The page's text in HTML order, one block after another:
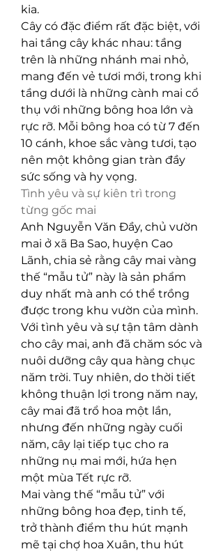
kia.
Cây có đặc điểm rất đặc biệt, với
hai tầng cây khác nhau: tầng
trên là những nhánh mai nhỏ,
mang đến vẻ tươi mới, trong khi
tầng dưới là những cành mai cổ
thụ với những bông hoa lớn và
rực rỡ. Mỗi bông hoa có từ 7 đến
10 cánh, khoe sắc vàng tươi, tạo
nên một không gian tràn đầy
sức sống và hy vọng.
Tình yêu và sự kiên trì trong
từng gốc mai
Anh Nguyễn Văn Đầy, chủ vườn
mai ở xã Ba Sao, huyện Cao
Lãnh, chia sẻ rằng cây mai vàng
thế “mẫu tử” này là sản phẩm
duy nhất mà anh có thể trồng
được trong khu vườn của mình.
Với tình yêu và sự tận tâm dành
cho cây mai, anh đã chăm sóc và
nuôi dưỡng cây qua hàng chục
năm trời. Tuy nhiên, do thời tiết
không thuận lợi trong năm nay,
cây mai đã trổ hoa một lần,
nhưng đến những ngày cuối
năm, cây lại tiếp tục cho ra
những nụ mai mới, hứa hẹn
một mùa Tết rực rỡ.
Mai vàng thế “mẫu tử” với
những bông hoa đẹp, tinh tế,
trở thành điểm thu hút mạnh
mẽ tại chợ hoa Xuân, thu hút